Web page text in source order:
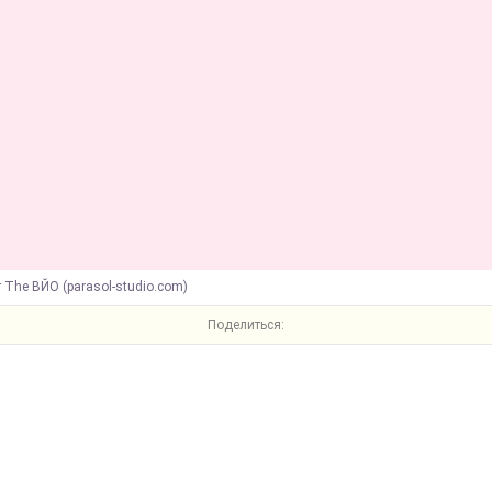
The ВЙО (parasol-studio.com)
Поделиться: